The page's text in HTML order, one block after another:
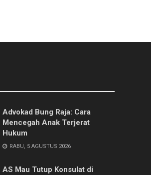
Advokad Bung Raja: Cara
Mencegah Anak Terjerat
Hukum
RABU, 5 AGUSTUS 2026
AS Mau Tutup Konsulat di